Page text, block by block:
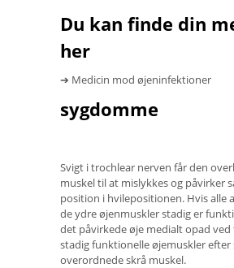
Du kan finde din
her
➔ Medicin mod øjeninfektioner
sygdomme
Svigt i trochlear nerven får den
muskel til at mislykkes og påvirker
position i hvilepositionen. Hvis alle
de ydre øjenmuskler stadig er
det påvirkede øje medialt opad ved
stadig funktionelle øjemuskler efter
overordnede skrå muskel.